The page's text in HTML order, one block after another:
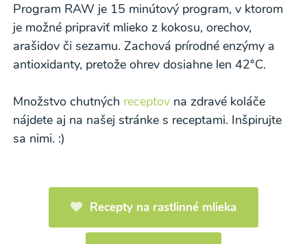
Program RAW je 15 minútový program, v ktorom
je možné pripraviť mlieko z kokosu, orechov,
arašidov či sezamu. Zachová prírodné enzýmy a
antioxidanty, pretože ohrev dosiahne len 42°C.
Množstvo chutných receptovna zdravé koláče
nájdete aj na našej stránke s receptami. Inšpirujte
sa nimi. :)
Recepty na rastlinné mlieka